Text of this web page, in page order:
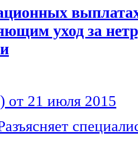
уход за
от 21 июля 2015